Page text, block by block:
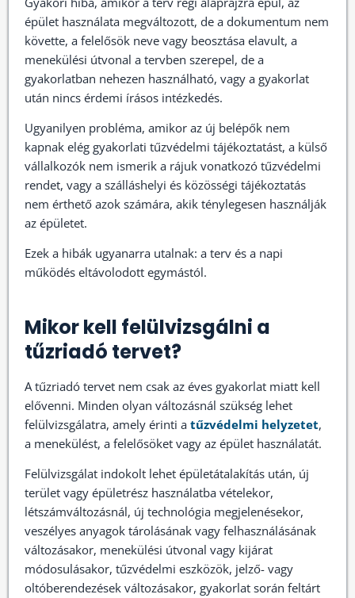
épület használata megváltozott, de a dokumentum nem
követte, a felelősök neve vagy beosztása elavult, a
menekülési útvonal a tervben szerepel, de a
gyakorlatban nehezen használható, vagy a gyakorlat
után nincs érdemi írásos intézkedés.
Ugyanilyen probléma, amikor az új belépők nem
kapnak elég gyakorlati tűzvédelmi tájékoztatást, a külső
vállalkozók nem ismerik a rájuk vonatkozó tűzvédelmi
rendet, vagy a szálláshelyi és közösségi tájékoztatás
nem érthető azok számára, akik ténylegesen használják
az épületet.
Ezek a hibák ugyanarra utalnak: a terv és a napi
működés eltávolodott egymástól.
Mikor kell felülvizsgálni a
tűzriadó tervet?
A tűzriadó tervet nem csak az éves gyakorlat miatt kell
elővenni. Minden olyan változásnál szükség lehet
felülvizsgálatra, amely érinti a tűzvédelmi helyzetet,
a menekülést, a felelősöket vagy az épület használatát.
Felülvizsgálat indokolt lehet épületátalakítás után, új
terület vagy épületrész használatba vételekor,
létszámváltozásnál, új technológia megjelenésekor,
veszélyes anyagok tárolásának vagy felhasználásának
változásakor, menekülési útvonal vagy kijárat
módosulásakor, tűzvédelmi eszközök, jelző- vagy
oltóberendezések változásakor, gyakorlat során feltárt